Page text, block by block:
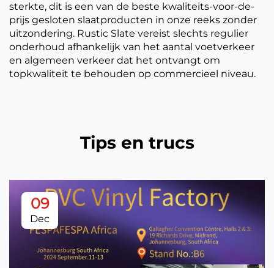
sterkte, dit is een van de beste kwaliteits-voor-de-
prijs gesloten slaatproducten in onze reeks zonder
uitzondering. Rustic Slate vereist slechts regulier
onderhoud afhankelijk van het aantal voetverkeer
en algemeen verkeer dat het ontvangt om
topkwaliteit te behouden op commercieel niveau.
Tips en trucs
09
Dec